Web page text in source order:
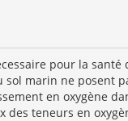
pour la
sol marin ne posent
en oxygène
des teneurs en